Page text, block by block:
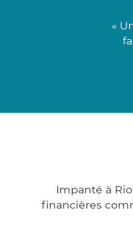
«
Impanté à
financières